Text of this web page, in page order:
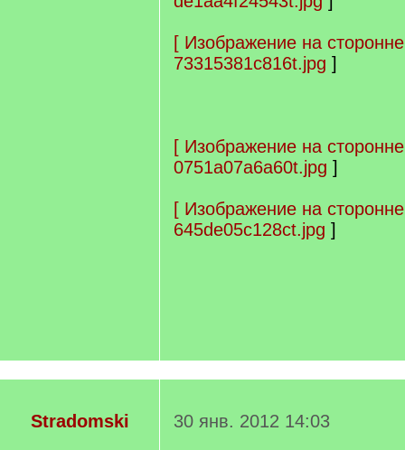
[ Изображение на
73315381c816t.jpg ]
[ Изображение на
0751a07a6a60t.jpg ]
[ Изображение на
645de05c128ct.jpg ]
Stradomski
30 янв. 2012 14:03